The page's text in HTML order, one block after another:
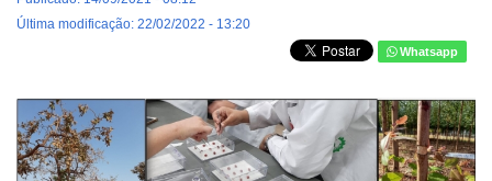
Última modificação: 22/02/2022 - 13:20
Whatsapp